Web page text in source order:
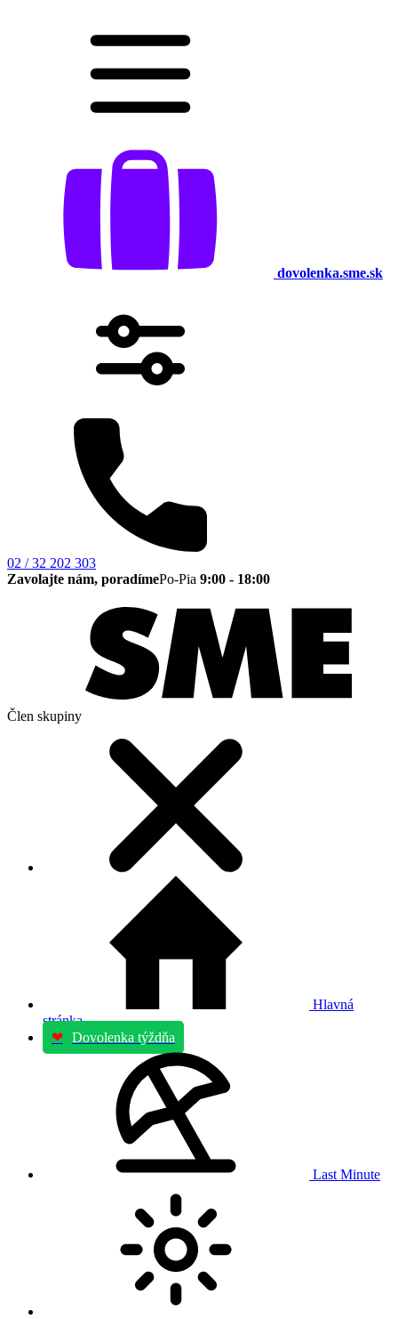
dovolenka.sme.sk
02 / 32 202 303
Zavolajte nám, poradímePo-Pia 9:00 - 18:00
Člen skupiny
Hlavná
stránka
❤ Dovolenka týždňa
Last Minute